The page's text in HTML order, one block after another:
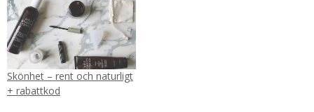
Skönhet – rent och naturligt
+ rabattkod